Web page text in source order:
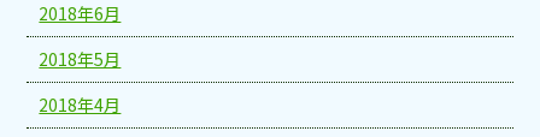
2018年6月
2018年5月
2018年4月